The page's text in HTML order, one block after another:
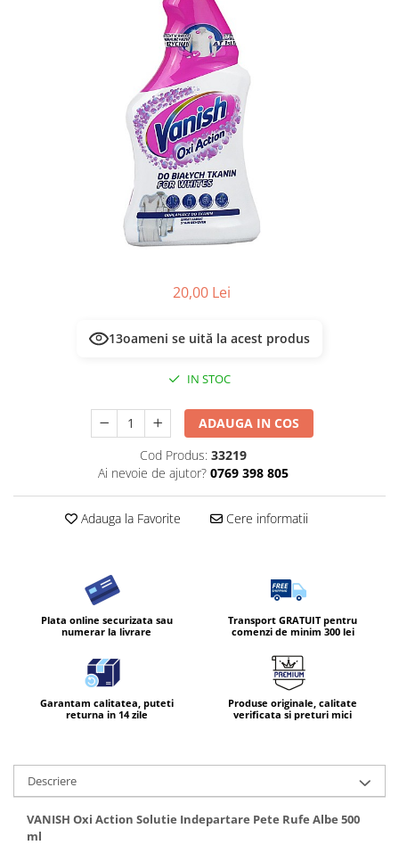
Servetele Umede & Uscate
20,00 Lei
13oameni se uită la acest produs
IN STOC
ADAUGA IN COS
Cod Produs: 33219
Ai nevoie de ajutor? 0769 398 805
Adauga la Favorite Cere informatii
Plata online securizata sau
numerar la livrare
Transport GRATUIT pentru
comenzi de minim 300 lei
Garantam calitatea, puteti
returna in 14 zile
Produse originale, calitate
verificata si preturi mici
Descriere
VANISH Oxi Action Solutie Indepartare Pete Rufe Albe 500
ml